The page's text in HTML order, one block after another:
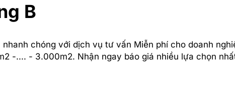
B
chóng với dịch vụ tư vấn Miễn phí cho doanh
-.... - 3.000m2. Nhận ngay báo giá nhiều lựa chọn